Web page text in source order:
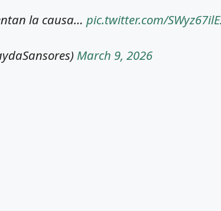
la causa… pic.twitter.com/
March 9, 2026